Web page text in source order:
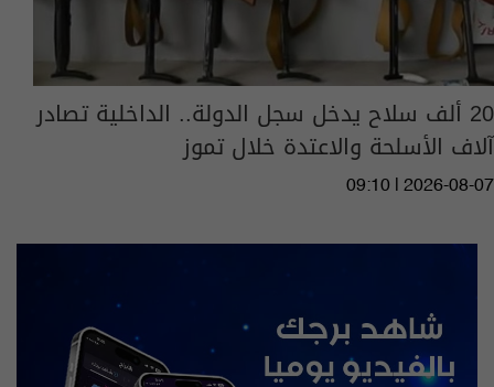
20 ألف سلاح يدخل سجل الدولة.. الداخلية تصادر
آلاف الأسلحة والاعتدة خلال تموز
09:10 | 2026-08-07